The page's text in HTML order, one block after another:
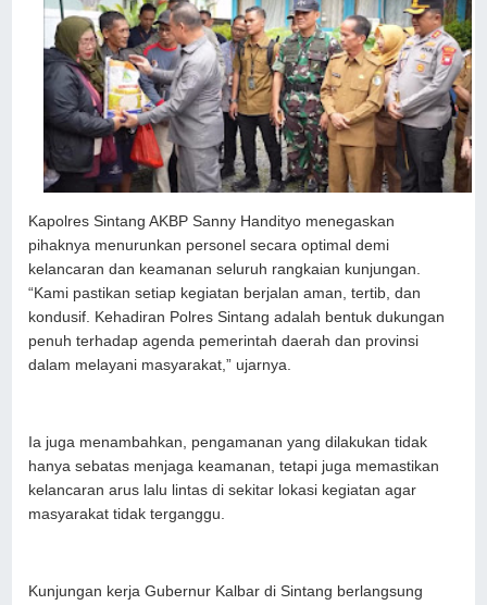
Kapolres Sintang AKBP Sanny Handityo menegaskan
pihaknya menurunkan personel secara optimal demi
kelancaran dan keamanan seluruh rangkaian kunjungan.
“Kami pastikan setiap kegiatan berjalan aman, tertib, dan
kondusif. Kehadiran Polres Sintang adalah bentuk dukungan
penuh terhadap agenda pemerintah daerah dan provinsi
dalam melayani masyarakat,” ujarnya.
Ia juga menambahkan, pengamanan yang dilakukan tidak
hanya sebatas menjaga keamanan, tetapi juga memastikan
kelancaran arus lalu lintas di sekitar lokasi kegiatan agar
masyarakat tidak terganggu.
Kunjungan kerja Gubernur Kalbar di Sintang berlangsung